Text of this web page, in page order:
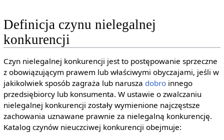
Definicja czynu nielegalnej
konkurencji
Czyn nielegalnej konkurencji jest to postępowanie sprzeczne
z obowiązującym prawem lub właściwymi obyczajami, jeśli w
jakikolwiek sposób zagraża lub narusza dobroinnego
przedsiębiorcy lub konsumenta. W ustawie o zwalczaniu
nielegalnej konkurencji zostały wymienione najczęstsze
zachowania uznawane prawnie za nielegalną konkurencję.
Katalog czynów nieuczciwej konkurencji obejmuje: